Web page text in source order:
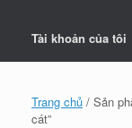
Tài khoản của tôi
Trang chủ / Sản
cát”